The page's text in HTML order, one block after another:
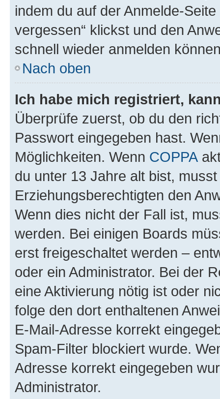
indem du auf der Anmelde-
vergessen“ klickst und den
schnell wieder anmelden
Nach oben
Ich habe mich registriert,
Überprüfe zuerst, ob du den
Passwort eingegeben hast.
Möglichkeiten. Wenn COPPA
du unter 13 Jahre alt bist,
Erziehungsberechtigten den
Wenn dies nicht der Fall ist,
werden. Bei einigen Boards
erst freigeschaltet werden –
oder ein Administrator. Bei der
eine Aktivierung nötig ist oder
folge den dort enthaltenen
E-Mail-Adresse korrekt
Spam-Filter blockiert wurde.
Adresse korrekt eingegeben
Administrator.